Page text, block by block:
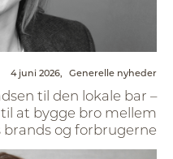
4 juni 2026, Generelle nyheder
til den lokale bar –
at bygge bro mellem
brands og forbrugerne